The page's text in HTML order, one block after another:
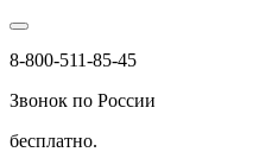
8-800-511-85-45
Звонок по России
бесплатно.